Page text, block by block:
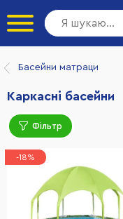
Басейни матраци
Каркасні басейни
Фільтр
-18%